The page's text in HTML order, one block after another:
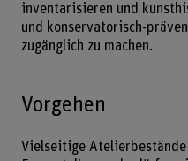
inventarisieren und
und konservatorisch-
zugänglich zu machen.
Vorgehen
Vielseitige